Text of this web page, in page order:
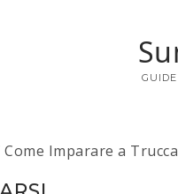
Come Imparare a